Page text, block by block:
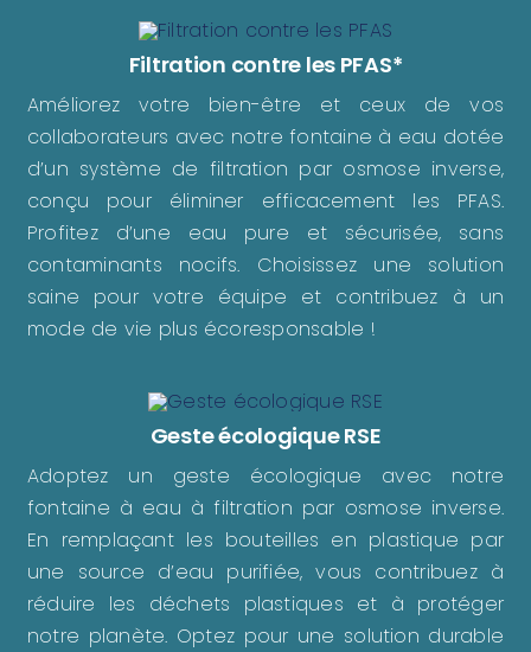
Filtration contre les PFAS*
Améliorez votre bien-être et ceux de vos
collaborateurs avec notre fontaine à eau dotée
d’un système de filtration par osmose inverse,
conçu pour éliminer efficacement les PFAS.
Profitez d’une eau pure et sécurisée, sans
contaminants nocifs. Choisissez une solution
saine pour votre équipe et contribuez à un
mode de vie plus écoresponsable !
Geste écologique RSE
Adoptez un geste écologique avec notre
fontaine à eau à filtration par osmose inverse.
En remplaçant les bouteilles en plastique par
une source d’eau purifiée, vous contribuez à
réduire les déchets plastiques et à protéger
notre planète. Optez pour une solution durable